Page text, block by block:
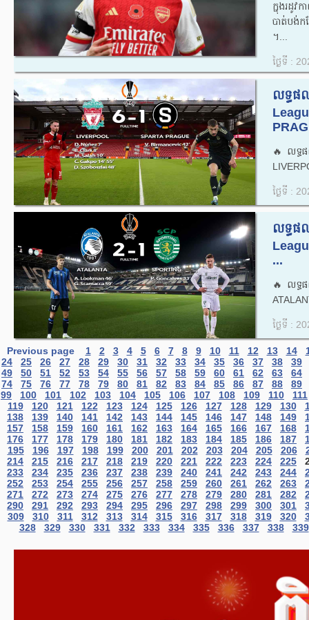
ក្នុងរដូវ
បាត់បង់ក
។...
ថ្ងៃទី :
លទ្ធផ
🔥លទ្ធ
ថ្ងៃទី :
លទ្ធផ
...
🔥លទ្ធ
ថ្ងៃទី :
Previous page 1 2 3 4 5 6 7 8 9 10 11 12 13 14
24
25 26 27 28 29 30 31 32 33 34 35 36 37 38
39
49
50 51 52 53 54 55 56 57 58 59 60 61 62 63
64
74
75 76 77 78 79 80 81 82 83 84 85 86 87 88
89
99
100 101 102 103 104 105 106 107 108 109 110
111
119
120 121 122 123 124 125 126 127 128 129 130
138
139 140 141 142 143 144 145 146 147 148 149
157
158 159 160 161 162 163 164 165 166 167 168
176
177 178 179 180 181 182 183 184 185 186 187
195
196 197 198 199 200 201 202 203 204 205 206
214
215 216 217 218 219 220 221 222 223 224 225
233
234 235 236 237 238 239 240 241 242 243 244
252
253 254 255 256 257 258 259 260 261 262 263
271
272 273 274 275 276 277 278 279 280 281 282
290
291 292 293 294 295 296 297 298 299 300 301
309
310 311 312 313 314 315 316 317 318 319 320
328
329 330 331 332 333 334 335 336 337 338 339